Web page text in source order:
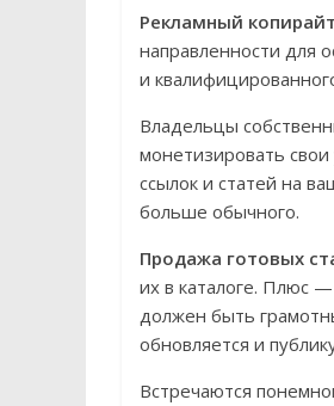
Рекламный
направленности для
и
Владельцы
монетизировать
ссылок и статей на
больше обычного.
Продажа готовых
их в каталоге. Плюс
должен быть
обновляется и
Встречаются